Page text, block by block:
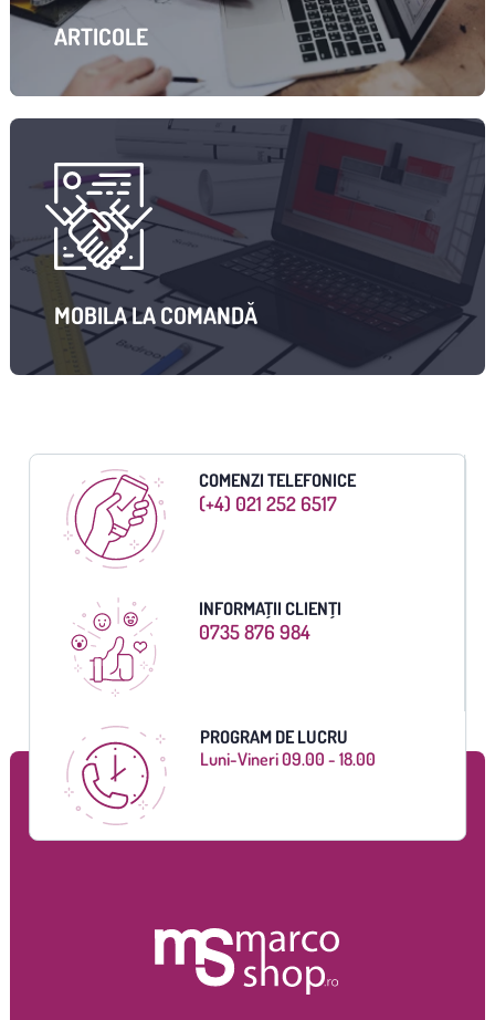
ARTICOLE
MOBILA LA COMANDĂ
COMENZI TELEFONICE
(+4) 021 252 6517
INFORMAȚII CLIENȚI
0735 876 984
PROGRAM DE LUCRU
Luni-Vineri 09.00 - 18.00